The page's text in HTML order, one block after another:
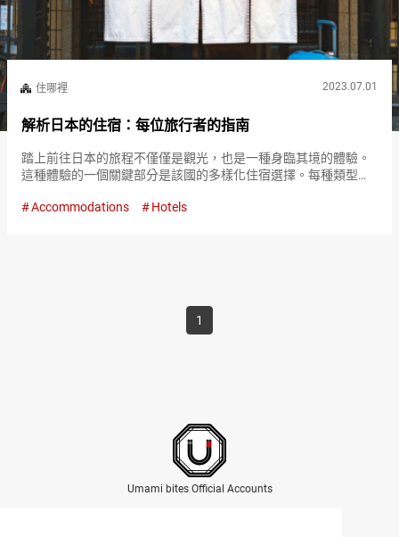
住哪裡 2023.07.01
解析日本的住宿：每位旅行者的指南
踏上前往日本的旅程不僅僅是觀光，也是一種身臨其境的體驗。
這種體驗的一個關鍵部分是該國的多樣化住宿選擇。每種類型的
以選擇的主要選項，並按照以下部分進行組織：日式風格，西式
Accommodations Hotels
1
Umami bites Official Accounts